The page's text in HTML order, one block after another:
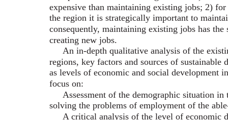
expensive than maintaining existing jobs; 2)
the region it is strategically important to
consequently, maintaining existing jobs has the
creating new jobs.
An in-depth qualitative analysis of the
regions, key factors and sources of sustainable
as levels of economic and social development
focus on:
Assessment of the demographic situation
solving the problems of employment of the
A critical analysis of the level of economic